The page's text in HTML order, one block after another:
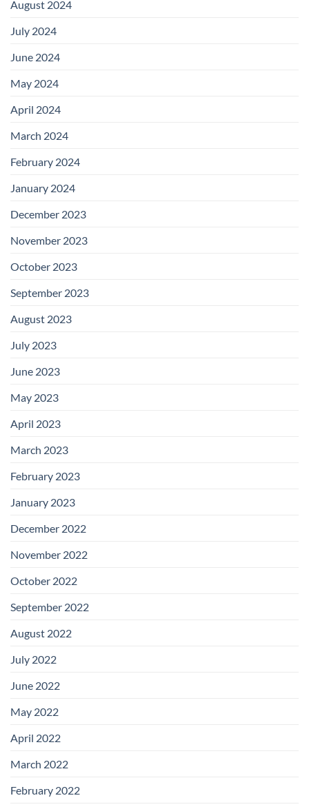
August 2024
July 2024
June 2024
May 2024
April 2024
March 2024
February 2024
January 2024
December 2023
November 2023
October 2023
September 2023
August 2023
July 2023
June 2023
May 2023
April 2023
March 2023
February 2023
January 2023
December 2022
November 2022
October 2022
September 2022
August 2022
July 2022
June 2022
May 2022
April 2022
March 2022
February 2022